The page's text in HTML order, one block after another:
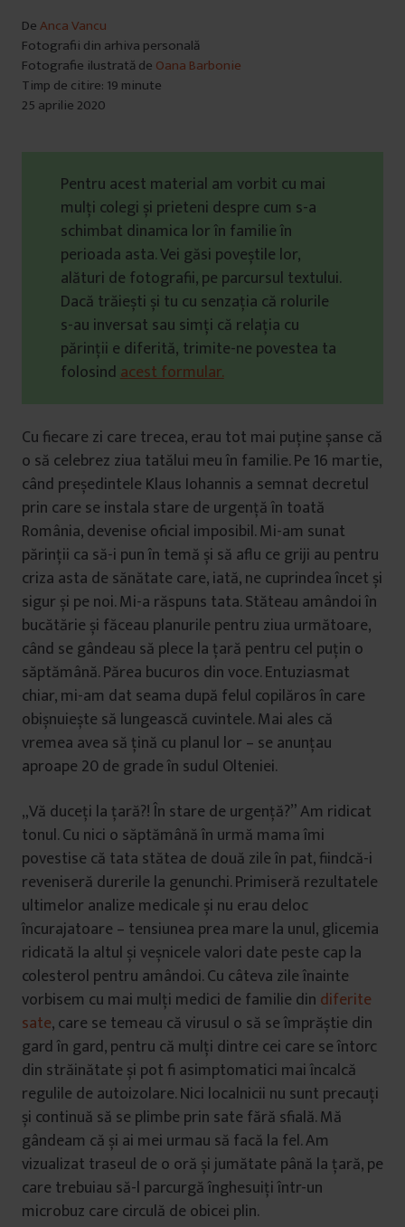
DeAnca Vancu
Fotografii din arhiva personală
Fotografie ilustrată de Oana Barbonie
Timp de citire: 19 minute
25 aprilie 2020
Pentru acest material am vorbit cu mai
mulți colegi și prieteni despre cum s-a
schimbat dinamica lor în familie în
perioada asta. Vei găsi poveștile lor,
alături de fotografii, pe parcursul textului.
Dacă trăiești și tu cu senzația că rolurile
s-au inversat sau simți că relația cu
părinții e diferită, trimite-ne povestea ta
folosindacest formular.
Cu fiecare zi care trecea, erau tot mai puține șanse că
o să celebrez ziua tatălui meu în familie. Pe 16 martie,
când președintele Klaus Iohannis a semnat decretul
prin care se instala stare de urgență în toată
România, devenise oficial imposibil. Mi-am sunat
părinții ca să-i pun în temă și să aflu ce griji au pentru
criza asta de sănătate care, iată, ne cuprindea încet și
sigur și pe noi. Mi-a răspuns tata. Stăteau amândoi în
bucătărie și făceau planurile pentru ziua următoare,
când se gândeau să plece la țară pentru cel puțin o
săptămână. Părea bucuros din voce. Entuziasmat
chiar, mi-am dat seama după felul copilăros în care
obișnuiește să lungească cuvintele. Mai ales că
vremea avea să țină cu planul lor – se anunțau
aproape 20 de grade în sudul Olteniei.
„Vă duceți la țară?! În stare de urgență?” Am ridicat
tonul. Cu nici o săptămână în urmă mama îmi
povestise că tata stătea de două zile în pat, fiindcă-i
reveniseră durerile la genunchi. Primiseră rezultatele
ultimelor analize medicale și nu erau deloc
încurajatoare – tensiunea prea mare la unul, glicemia
ridicată la altul și veșnicele valori date peste cap la
colesterol pentru amândoi. Cu câteva zile înainte
vorbisem cu mai mulți medici de familie din diferite
sate, care se temeau că virusul o să se împrăștie din
gard în gard, pentru că mulți dintre cei care se întorc
din străinătate și pot fi asimptomatici mai încalcă
regulile de autoizolare. Nici localnicii nu sunt precauți
și continuă să se plimbe prin sate fără sfială. Mă
gândeam că și ai mei urmau să facă la fel. Am
vizualizat traseul de o oră și jumătate până la țară, pe
care trebuiau să-l parcurgă înghesuiți într-un
microbuz care circulă de obicei plin.